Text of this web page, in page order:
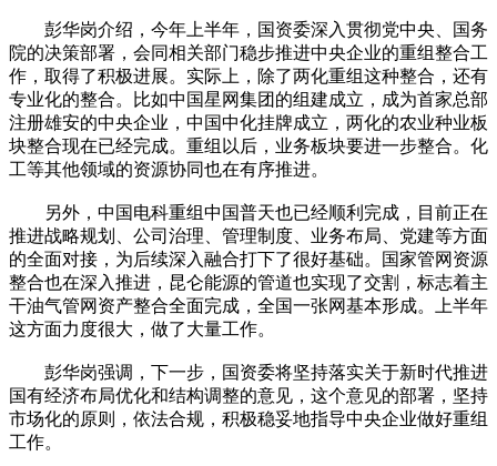
彭华岗介绍，今年上半年，国资委深入贯彻党中央、国务
院的决策部署，会同相关部门稳步推进中央企业的重组整合工
作，取得了积极进展。实际上，除了两化重组这种整合，还有
专业化的整合。比如中国星网集团的组建成立，成为首家总部
注册雄安的中央企业，中国中化挂牌成立，两化的农业种业板
块整合现在已经完成。重组以后，业务板块要进一步整合。化
工等其他领域的资源协同也在有序推进。
另外，中国电科重组中国普天也已经顺利完成，目前正在
推进战略规划、公司治理、管理制度、业务布局、党建等方面
的全面对接，为后续深入融合打下了很好基础。国家管网资源
整合也在深入推进，昆仑能源的管道也实现了交割，标志着主
干油气管网资产整合全面完成，全国一张网基本形成。上半年
这方面力度很大，做了大量工作。
彭华岗强调，下一步，国资委将坚持落实关于新时代推进
国有经济布局优化和结构调整的意见，这个意见的部署，坚持
市场化的原则，依法合规，积极稳妥地指导中央企业做好重组
工作。